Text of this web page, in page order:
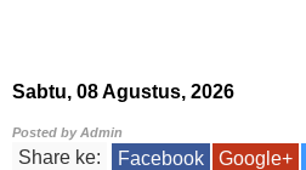
Sabtu, 08 Agustus, 2026
Posted byAdmin
Share ke: Facebook Google+